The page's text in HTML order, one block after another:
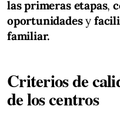
las primeras etapas,
oportunidadesy
familiar.
Criterios de
de los centros